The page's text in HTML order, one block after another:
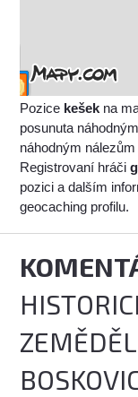
Pozice kešek na
posunuta
náhodným
Registrovaní hráči
pozici a dalším
geocaching profilu.